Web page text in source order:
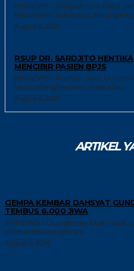
INNNEWS – Wilayah Solo Raya
Kabupaten Sukoharjo,
August 6, 2026
RSUP DR. SARDJITO
MENCIBIR PASIEN BPJS
INNNEWS – Rumah Sakit Umum
resmi menghentikan stase atau...
August 6, 2026
ARTIKEL
GEMPA KEMBAR DAHSYAT
TEMBUS 6.000 JIWA
INNNEWS – Dua gempa bumi kuat
dikenal sebagai gempa...
August 6, 2026